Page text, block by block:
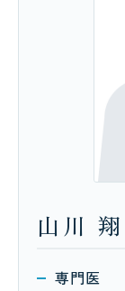
山川 翔
専門医